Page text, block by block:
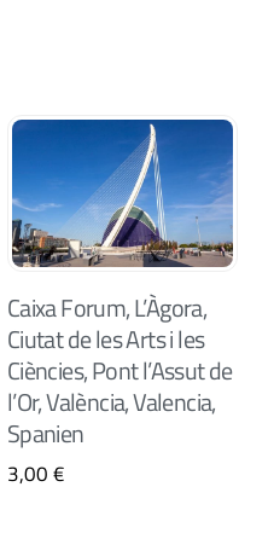
Caixa Forum, L’Àgora,
Ciutat de les Arts i les
Ciències, Pont l’Assut de
l’Or, València, Valencia,
Spanien
3,00€